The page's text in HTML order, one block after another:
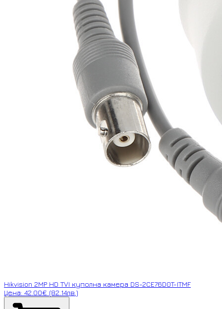
Hikvision 2MP HD TVI куполна камера DS-2CE76D0T-ITMF
Цена: 42.00€ (82.14лв.)